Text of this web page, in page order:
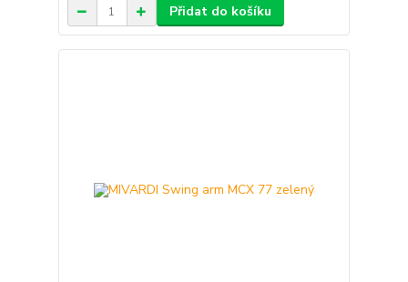
Přidat do košíku